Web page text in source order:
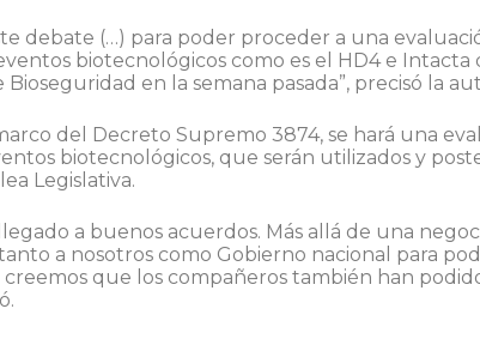
debate (…) para poder proceder a una
biotecnológicos como es el HD4 e
en la semana pasada”, precisó la
del Decreto Supremo 3874, se hará una
biotecnológicos, que serán utilizados y
Legislativa.
a buenos acuerdos. Más allá de una
a nosotros como Gobierno nacional para
que los compañeros también han